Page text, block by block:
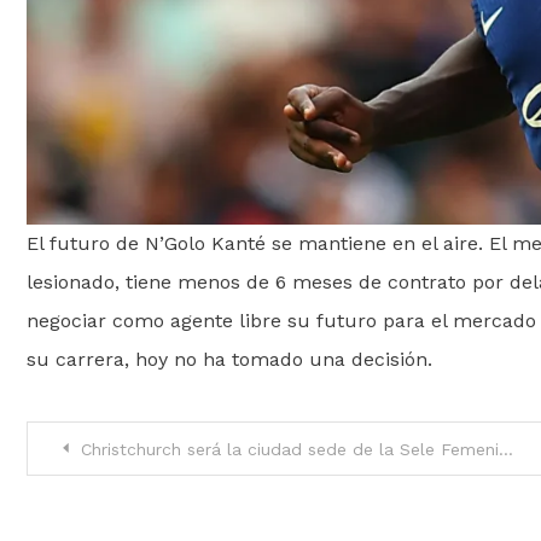
El futuro de N’Golo Kanté se mantiene en el aire. El
lesionado, tiene menos de 6 meses de contrato por
negociar como agente libre su futuro para el
su carrera, hoy no ha tomado una decisión.
Navegación
Christchurch será la ciudad sede de la Sele Femenina en Nueva Zelanda